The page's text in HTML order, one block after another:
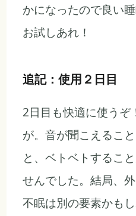
かになったので良い
お試しあれ！
追記：使用２日目
2日目も快適に使うぞ
が。音が聞こえるこ
と、ベトベトするこ
せんでした。結局、
不眠は別の要素かもし